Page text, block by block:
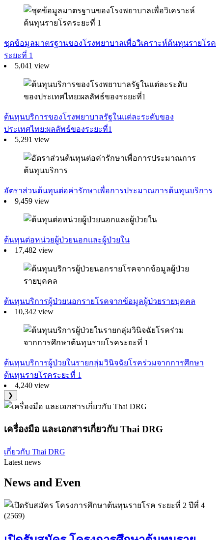
ชุดข้อมูลมาตรฐานของโรงพยาบาลเพื่อวิเคราะห์ต้นทุนรายโรค
ระยะที่ 1
5,041 view
ต้นทุนบริการของโรงพยาบาลรัฐในแต่ละระดับของ
ประเทศไทย:ผลลัพธ์ของระยะที่1
5,291 view
อัตราส่วนต้นทุนต่อค่ารักษาเพื่อการประมาณการต้นทุนบริการ
9,459 view
ต้นทุนต่อหน่วยผู้ป่วยนอกและผู้ป่วยใน
17,482 view
ต้นทุนบริการผู้ป่วยนอกรายโรคจากข้อมูลผู้ป่วยรายบุคคล
10,342 view
ต้นทุนบริการผู้ป่วยในรายกลุ่มวินิจฉัยโรคร่วมจากการศึกษา
ต้นทุนรายโรคระยะที่ 1
4,240 view
❯
เครื่องมือ และเอกสารเกี่ยวกับ Thai DRG
เกี่ยวกับ Thai DRG
Latest news
News and Even